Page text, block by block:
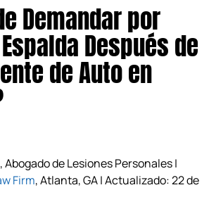
Demandar por
Después de
de Auto en
, Abogado de Lesiones Personales |
Firm, Atlanta, GA | Actualizado: 22 de